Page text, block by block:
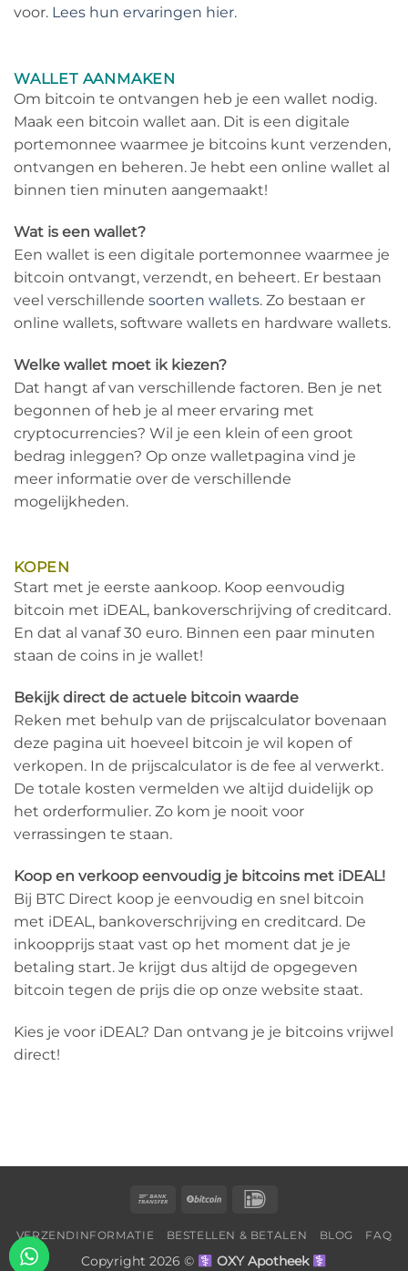
voor. Lees hun ervaringen hier.
WALLET AANMAKEN
Om bitcoin te ontvangen heb je een wallet nodig.
Maak een bitcoin wallet aan. Dit is een digitale
portemonnee waarmee je bitcoins kunt verzenden,
ontvangen en beheren. Je hebt een online wallet al
binnen tien minuten aangemaakt!
Wat is een wallet?
Een wallet is een digitale portemonnee waarmee je
bitcoin ontvangt, verzendt, en beheert. Er bestaan
veel verschillende soorten wallets. Zo bestaan er
online wallets, software wallets en hardware wallets.
Welke wallet moet ik kiezen?
Dat hangt af van verschillende factoren. Ben je net
begonnen of heb je al meer ervaring met
cryptocurrencies? Wil je een klein of een groot
bedrag inleggen? Op onze walletpagina vind je
meer informatie over de verschillende
mogelijkheden.
KOPEN
Start met je eerste aankoop. Koop eenvoudig
bitcoin met iDEAL, bankoverschrijving of creditcard.
En dat al vanaf 30 euro. Binnen een paar minuten
staan de coins in je wallet!
Bekijk direct de actuele bitcoin waarde
Reken met behulp van de prijscalculator bovenaan
deze pagina uit hoeveel bitcoin je wil kopen of
verkopen. In de prijscalculator is de fee al verwerkt.
De totale kosten vermelden we altijd duidelijk op
het orderformulier. Zo kom je nooit voor
verrassingen te staan.
Koop en verkoop eenvoudig je bitcoins met iDEAL!
Bij BTC Direct koop je eenvoudig en snel bitcoin
met iDEAL, bankoverschrijving en creditcard. De
inkoopprijs staat vast op het moment dat je je
betaling start. Je krijgt dus altijd de opgegeven
bitcoin tegen de prijs die op onze website staat.
Kies je voor iDEAL? Dan ontvang je je bitcoins vrijwel
direct!
Bank
BitCoin
VERZENDINFORMATIE BESTELLEN & BETALEN BLOG FAQ
Copyright 2026 © OXY Apotheek